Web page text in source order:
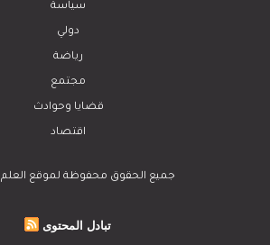
سياسة
دولي
رياضة
مجتمع
قضايا وحوادث
اقتصاد
© 2023 جميع الحقوق محفوظة لموقع العلم
تبادل المحتوى